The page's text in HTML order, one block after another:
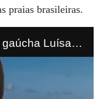
praias brasileiras.
Luísa
limão quando
mais de 10